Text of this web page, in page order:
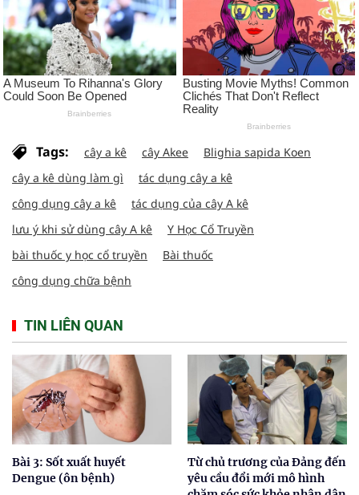
Tags: cây a kê cây Akee
Blighia sapida Koen
cây a kê dùng làm gì
tác dụng cây a kê
công dụng cây a kê
tác dụng của cây A kê
lưu ý khi sử dùng cây A kê
Y Học Cổ Truyền
bài thuốc y học cổ truyền
Bài thuốc
công dụng chữa bệnh
TIN LIÊN QUAN
Bài 3: Sốt xuất huyết
Dengue (ôn bệnh)
Từ chủ trương của Đảng đến
yêu cầu đổi mới mô hình